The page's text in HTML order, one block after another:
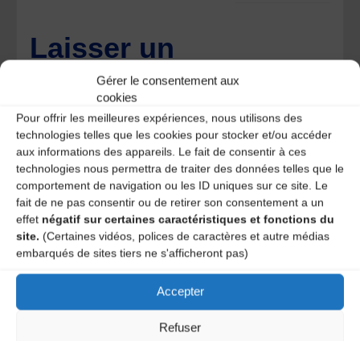
Gérer le consentement aux
cookies
Pour offrir les meilleures expériences, nous utilisons des
technologies telles que les cookies pour stocker et/ou accéder
aux informations des appareils. Le fait de consentir à ces
technologies nous permettra de traiter des données telles que le
comportement de navigation ou les ID uniques sur ce site. Le
fait de ne pas consentir ou de retirer son consentement a un
effet négatif sur certaines caractéristiques et fonctions du
site. (Certaines vidéos, polices de caractères et autre médias
embarqués de sites tiers ne s'afficheront pas)
Accepter
Refuser
Laisser un
commentaire
Votre adresse e-mail ne sera pas publiée. Les champs
obligatoires sont indiqués avec*